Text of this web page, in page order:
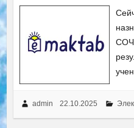
СОЧ
admin 22.10.2025